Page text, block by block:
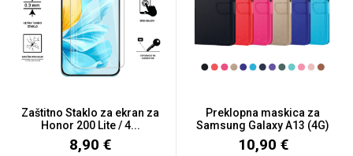
Zaštitno Staklo za ekran za
Honor 200 Lite / 4...
8,90 €
Preklopna maskica za
Samsung Galaxy A13 (4G)
-...
10,90 €